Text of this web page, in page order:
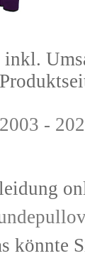
-
könnte